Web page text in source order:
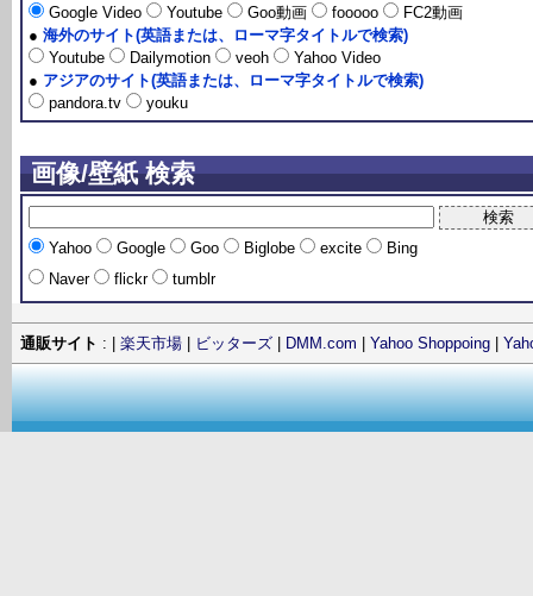
Google Video
Youtube Goo動画 fooooo
FC2動画
● 海外のサイト(英語または、ローマ字タイトルで検索)
Youtube
Dailymotion veoh
Yahoo Video
● アジアのサイト(英語または、ローマ字タイトルで検索)
pandora.tv
youku
画像/壁紙 検索
Yahoo Google Goo Biglobe excite
Bing
Naver
flickr tumblr
通販サイト : | 楽天市場 ビッターズ DMM.com Yahoo Shoppoing